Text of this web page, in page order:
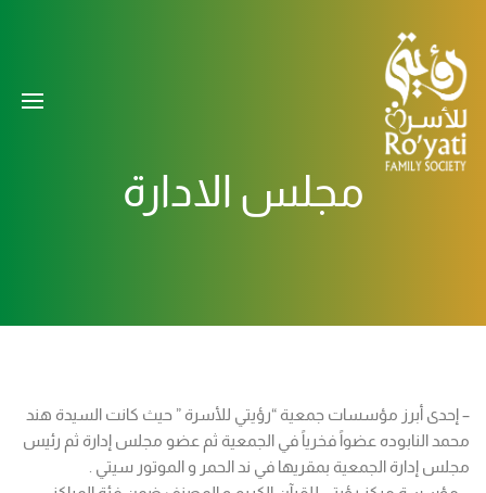
مجلس الادارة
– إحدى أبرز مؤسسات جمعية “رؤيتي للأسرة ” حيث كانت السيدة هند
محمد النابوده عضواً فخرياً في الجمعية ثم عضو مجلس إدارة ثم رئيس
مجلس إدارة الجمعية بمقريها في ند الحمر و الموتور سيتي .